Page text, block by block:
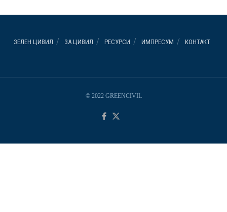
ЗЕЛЕН ЦИВИЛ ЗА ЦИВИЛ РЕСУРСИ ИМПРЕСУМ КОНТАКТ
© 2022 GREENCIVIL